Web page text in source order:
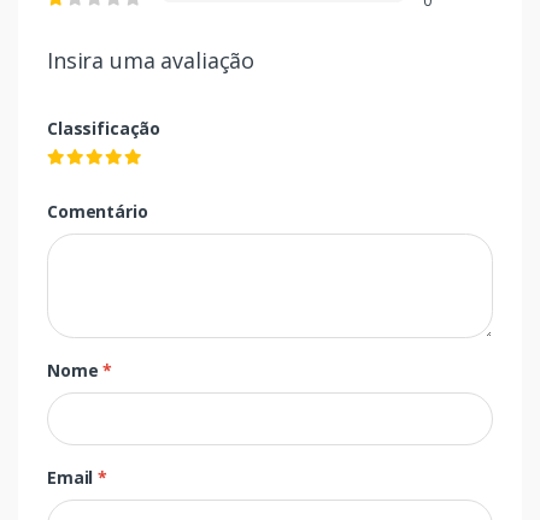
Insira uma avaliação
Classificação
Comentário
Nome*
Email*